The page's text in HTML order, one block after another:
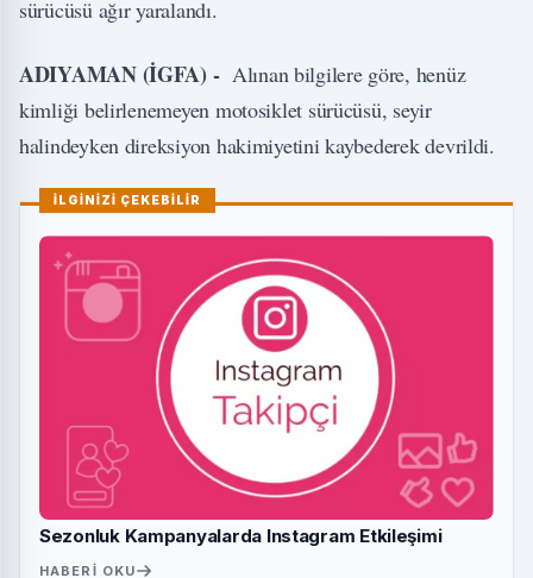
sürücüsü ağır yaralandı.
ADIYAMAN (İGFA) -Alınan bilgilere göre, henüz
kimliği belirlenemeyen motosiklet sürücüsü, seyir
halindeyken direksiyon hakimiyetini kaybederek devrildi.
İLGİNİZİ ÇEKEBİLİR
Sezonluk Kampanyalarda Instagram Etkileşimi
HABERI OKU